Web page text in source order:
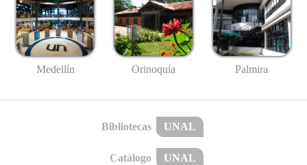
Medellín Orinoquía Palmira
Bibliotecas UNAL
Catálogo UNAL